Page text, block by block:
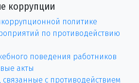
коррупции
политике
по противодействию
поведения работников
акты
с противодействием